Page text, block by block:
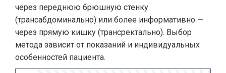
через переднюю брюшную стенку
(трансабдоминально) или более информативно —
через прямую кишку (трансректально). Выбор
метода зависит от показаний и индивидуальных
особенностей пациента.